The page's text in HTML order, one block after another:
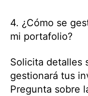
4. ¿Cómo se
mi portafolio?
Solicita detalles
gestionará tus
Pregunta sobre